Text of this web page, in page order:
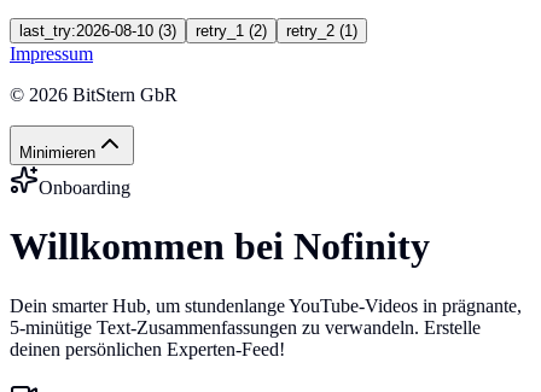
last_try:2026-08-10 (3) retry_1 (2) retry_2 (1 )
Impressum
© 2026 BitStern GbR
Minimieren
Onboarding
Willkommen bei Nofinity
Dein smarter Hub, um stundenlange YouTube-Videos in prägnante,
5-minütige Text-Zusammenfassungen zu verwandeln. Erstelle
deinen persönlichen Experten-Feed!